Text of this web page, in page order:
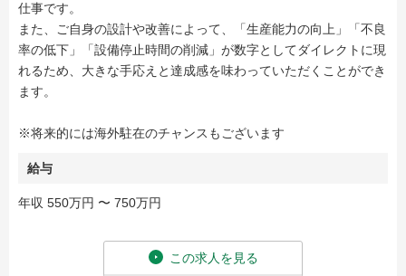
仕事です。
また、ご自身の設計や改善によって、「生産能力の向上」「不良
率の低下」「設備停止時間の削減」が数字としてダイレクトに現
れるため、大きな手応えと達成感を味わっていただくことができ
ます。
※将来的には海外駐在のチャンスもございます
給与
年収 550万円 〜 750万円
この求人を見る